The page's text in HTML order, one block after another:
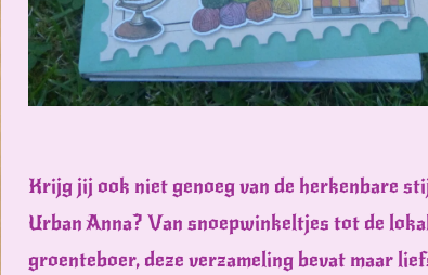
Krijg jij ook niet genoeg van de herkenbare
Urban Anna? Van snoepwinkeltjes tot de
groenteboer, deze verzameling bevat maar